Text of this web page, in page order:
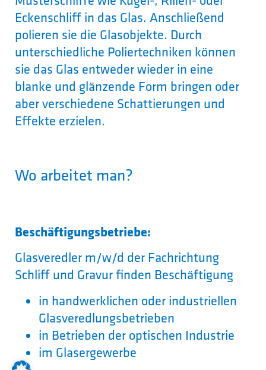
Eckenschliff in das Glas. Anschließend
polieren sie die Glasobjekte. Durch
unterschiedliche Poliertechniken können
sie das Glas entweder wieder in eine
blanke und glänzende Form bringen oder
aber verschiedene Schattierungen und
Effekte erzielen.
Wo arbeitet man?
Beschäftigungsbetriebe:
Glasveredler m/w/d der Fachrichtung
Schliff und Gravur finden Beschäftigung
in handwerklichen oder industriellen
Glasveredlungsbetrieben
in Betrieben der optischen Industrie
im Glasergewerbe